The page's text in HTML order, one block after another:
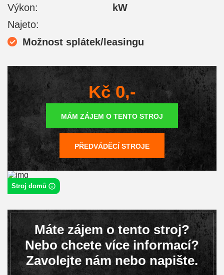
Výkon:
kW
Najeto:
Možnost splátek/leasingu
Kč 0,-
MÁM ZÁJEM O TENTO STROJ
PŘEDVÁDĚCÍ STROJE
Stroj domů
Máte zájem o tento stroj?
Nebo chcete více informací?
Zavolejte nám nebo napište.